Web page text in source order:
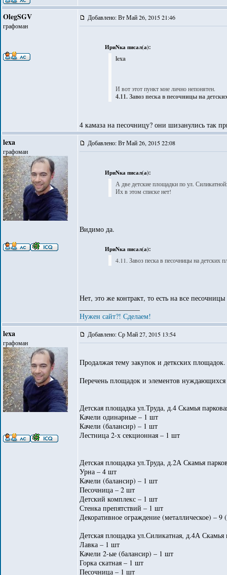
OlegSGV
графоман
Добавлено: Вт Май 26, 2015 21:46
ИриNка писал(а):
lexa
И вот этот пункт мне лично непонятен.
4.11. Завоз песка в песочницы на
4 камаза на песочницу? они шизанулись так
lexa
графоман
Добавлено: Вт Май 26, 2015 22:08
ИриNка писал(а):
А две детские площадки по ул.
Их в этом списке нет!
Видимо да.
ИриNка писал(а):
4.11. Завоз песка в песочницы на
Нет, это же контракт, то есть на все
Нужен сайт?! Сделаем!
lexa
графоман
Добавлено: Ср Май 27, 2015 13:54
Продалжая тему закупок и деткских
Перечень площадок и элементов нуждающихся
Детская площадка ул.Труда, д.4 Скамья
Качели одинарные – 1 шт
Качели (балансир) – 1 шт
Лестница 2-х секционная – 1 шт
Детская площадка ул.Труда, д.2А Скамья
Урна – 4 шт
Качели (балансир) – 1 шт
Песочница – 2 шт
Детский комплекс – 1 шт
Стенка препятствий – 1 шт
Декоративное ограждение (металлическое) – 9
Детская площадка ул.Силикатная, д.4А Скамья
Лавка – 1 шт
Качели 2-ые (балансир) – 1 шт
Горка скатная – 1 шт
Песочница – 1 шт